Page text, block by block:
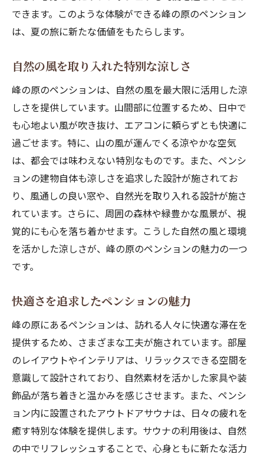
できます。このような体験ができる峰の原のペンション
は、夏の旅に新たな価値をもたらします。
自然の風を取り入れた特別な涼しさ
峰の原のペンションは、自然の風を最大限に活用した涼
しさを提供しています。山間部に位置するため、日中で
も心地よい風が吹き抜け、エアコンに頼らずとも快適に
過ごせます。特に、山の風が運んでくる涼やかな空気
は、都会では味わえない特別なものです。また、ペンシ
ョンの建物自体も涼しさを追求した設計が施されてお
り、風通しの良い窓や、自然光を取り入れる設計が施さ
れています。さらに、周囲の森林や緑豊かな風景が、視
覚的にも心を落ち着かせます。こうした自然の風と環境
を活かした涼しさが、峰の原のペンションの魅力の一つ
です。
快適さを追求したペンションの魅力
峰の原にあるペンションは、訪れる人々に快適な滞在を
提供するため、さまざまな工夫が施されています。部屋
のレイアウトやインテリアは、リラックスできる空間を
意識して設計されており、自然素材を活かした家具や装
飾品が落ち着きと温かみを感じさせます。また、ペンシ
ョン内に設置されたアウトドアサウナは、日々の疲れを
癒す特別な体験を提供します。サウナの利用後は、自然
の中でリフレッシュすることで、心身ともに新たな活力